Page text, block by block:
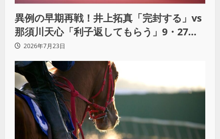
異例の早期再戦！井上拓真「完封する」vs
那須川天心「利子返してもらう」9・27決
戦へ2026年7月23日